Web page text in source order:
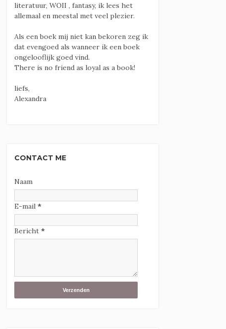
literatuur, WOII , fantasy, ik lees het
allemaal en meestal met veel plezier.
Als een boek mij niet kan bekoren zeg ik
dat evengoed als wanneer ik een boek
ongelooflijk goed vind.
There is no friend as loyal as a book!
liefs,
Alexandra
CONTACT ME
Naam
E-mail*
Bericht*